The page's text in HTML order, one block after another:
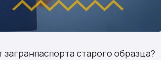
старого образца?